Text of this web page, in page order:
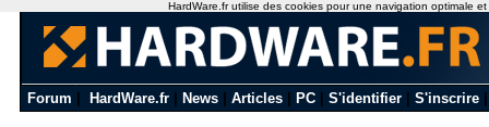
Forum HardWare.fr News Articles PC S'identifier S'inscrire
HardWare.fr utilise des cookies pour une navigation optimale